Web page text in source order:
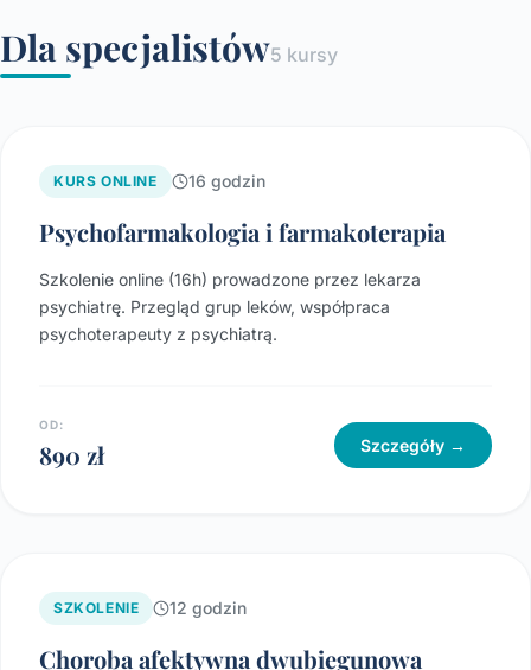
Dla specjalistów5 kursy
KURS ONLINE 16 godzin
Psychofarmakologia i farmakoterapia
Szkolenie online (16h) prowadzone przez lekarza
psychiatrę. Przegląd grup leków, współpraca
psychoterapeuty z psychiatrą.
OD:
890 zł Szczegóły →
SZKOLENIE 12 godzin
Choroba afektywna dwubiegunowa